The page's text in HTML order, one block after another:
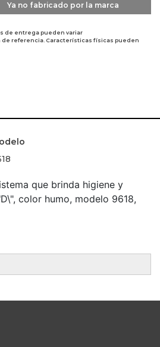
Ya no fabricado por la marca
de entrega pueden variar
de referencia. Características físicas pueden
que brinda higiene y
color humo, modelo 9618,